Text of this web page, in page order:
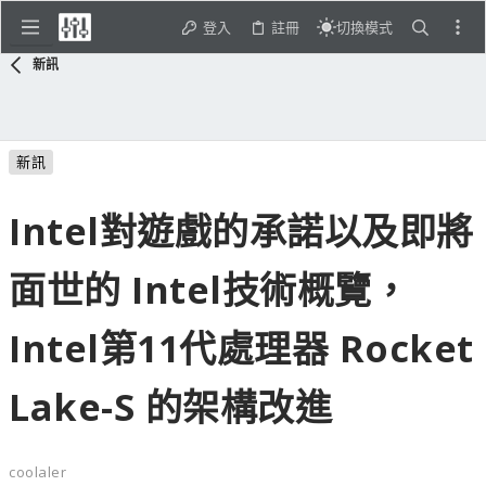
登入 註冊 切換模式
新訊
新訊
Intel對遊戲的承諾以及即將
面世的 Intel技術概覽，
Intel第11代處理器 Rocket
Lake-S 的架構改進
coolaler